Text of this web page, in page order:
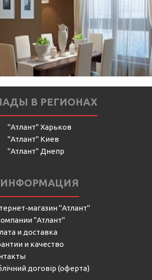
В РЕГИОНАХ
"Атлант" Харьков
"Атлант" Киев
"Атлант" Днепр
ИНФОРМАЦИЯ
магазин "Атлант"
"Атлант"
и доставка
и качество
договір (оферта)